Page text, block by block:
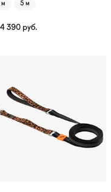
м 5 м
4 390 руб.